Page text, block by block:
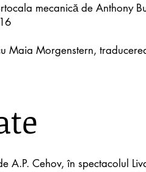
mecanică de Anthony
Maia Morgenstern,
A.P. Cehov, în spectacolul